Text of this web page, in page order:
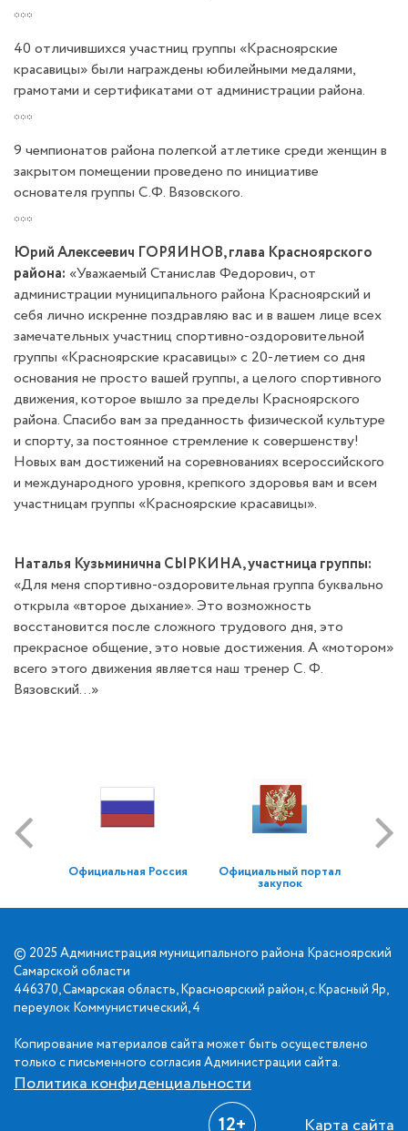
***
40 отличившихся участниц группы «Красноярские
красавицы» были награждены юбилейными медалями,
грамотами и сертификатами от администрации района.
***
9 чемпионатов района полегкой атлетике среди женщин в
закрытом помещении проведено по инициативе
основателя группы С.Ф. Вязовского.
***
Юрий Алексеевич ГОРЯИНОВ, глава Красноярского
района: «Уважаемый Станислав Федорович, от
администрации муниципального района Красноярский и
себя лично искренне поздравляю вас и в вашем лице всех
замечательных участниц спортивно-оздоровительной
группы «Красноярские красавицы» с 20-летием со дня
основания не просто вашей группы, а целого спортивного
движения, которое вышло за пределы Красноярского
района. Спасибо вам за преданность физической культуре
и спорту, за постоянное стремление к совершенству!
Новых вам достижений на соревнованиях всероссийского
и международного уровня, крепкого здоровья вам и всем
участницам группы «Красноярские красавицы».
Наталья Кузьминична СЫРКИНА, участница группы:
«Для меня спортивно-оздоровительная группа буквально
открыла «второе дыхание». Это возможность
восстановится после сложного трудового дня, это
прекрасное общение, это новые достижения. А «мотором»
всего этого движения является наш тренер С. Ф.
Вязовский…»
Официальная Россия Официальный портал
закупок
© 2025 Администрация муниципального района Красноярский
Самарской области
446370, Самарская область, Красноярский район, с.Красный Яр,
переулок Коммунистический, 4
Копирование материалов сайта может быть осуществлено
только с письменного согласия Администрации сайта.
Политика конфиденциальности
12+ Карта сайта